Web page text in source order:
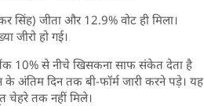
जीता और 12.9% वोट ही मिला।
जीरो हो गई।
10% से नीचे खिसकना साफ संकेत देता है
के अंतिम दिन तक बी-फॉर्म जारी करने पड़े। यह
चेहरे तक नहीं मिले।